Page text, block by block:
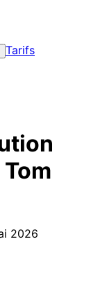
Tarifs
2026